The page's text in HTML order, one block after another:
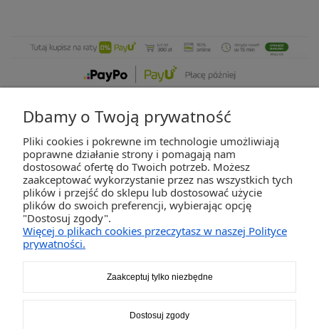
ZAKUPY
POMOC
2K-Invest Sp. j. Ul. Św. Wojciecha 60, 41-922 Radzionków, śląskie NIP: 645-241-94-
Dbamy o Twoją prywatność
Pliki cookies i pokrewne im technologie umożliwiają
poprawne działanie strony i pomagają nam
dostosować ofertę do Twoich potrzeb. Możesz
zaakceptować wykorzystanie przez nas wszystkich tych
plików i przejść do sklepu lub dostosować użycie
plików do swoich preferencji, wybierając opcję
"Dostosuj zgody".
Więcej o plikach cookies przeczytasz w naszej Polityce
prywatności.
Zaakceptuj tylko niezbędne
Dostosuj zgody